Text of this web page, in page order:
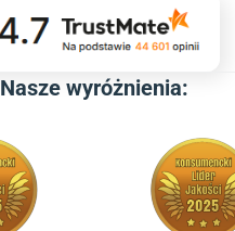
Nasze wyróżnienia: